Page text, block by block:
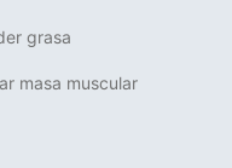
grasa
masa muscular